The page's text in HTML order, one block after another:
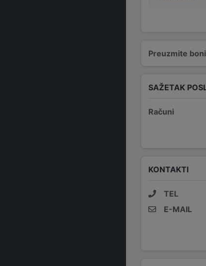
Preuzmite
SAŽETAK
Računi
KONTAKTI
TEL
E-MAIL